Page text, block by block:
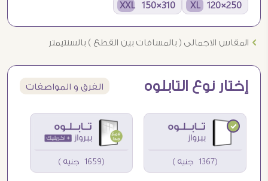
250×120 XL
310×150 XXL
Ö المقاس الاجمالى ( بالمسافات بين القطع ) بالسنتيمتر
إختار نوع التابلوه الفرق و المواصفات
(1367 جنيه ) (1659 جنيه )